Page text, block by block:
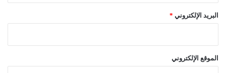
البريد الإلكتروني *
الموقع الإلكتروني